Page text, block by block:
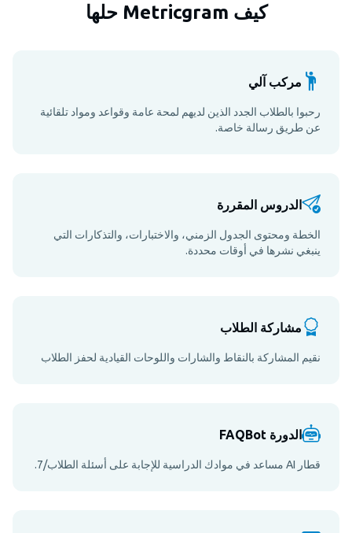
كيف Metricgram حلها
مركب آلي
رحبوا بالطلاب الجدد الذين لديهم لمحة عامة وقواعد ومواد تلقائية
عن طريق رسالة خاصة.
الدروس المقررة
الخطة ومحتوى الجدول الزمني، والاختبارات، والتذكارات التي
ينبغي نشرها في أوقات محددة.
مشاركة الطلاب
نقيم المشاركة بالنقاط والشارات واللوحات القيادية لحفز الطلاب
الدورة FAQBot
قطار AI مساعد في موادك الدراسية للإجابة على أسئلة الطلاب/7.